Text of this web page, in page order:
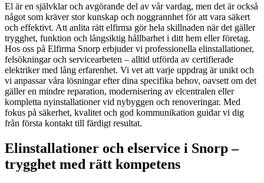
El är en självklar och avgörande del av vår vardag, men det är också
något som kräver stor kunskap och noggrannhet för att vara säkert
och effektivt. Att anlita rätt elfirma gör hela skillnaden när det gäller
trygghet, funktion och långsiktig hållbarhet i ditt hem eller företag.
Hos oss på Elfirma Snorp erbjuder vi professionella elinstallationer,
felsökningar och servicearbeten – alltid utförda av certifierade
elektriker med lång erfarenhet. Vi vet att varje uppdrag är unikt och
vi anpassar våra lösningar efter dina specifika behov, oavsett om det
gäller en mindre reparation, modernisering av elcentralen eller
kompletta nyinstallationer vid nybyggen och renoveringar. Med
fokus på säkerhet, kvalitet och god kommunikation guidar vi dig
från första kontakt till färdigt resultat.
Elinstallationer och elservice i Snorp –
trygghet med rätt kompetens